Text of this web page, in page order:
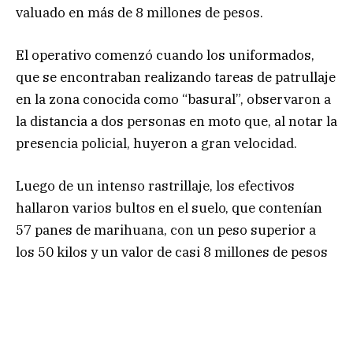
valuado en más de 8 millones de pesos.
El operativo comenzó cuando los uniformados,
que se encontraban realizando tareas de patrullaje
en la zona conocida como “basural”, observaron a
la distancia a dos personas en moto que, al notar la
presencia policial, huyeron a gran velocidad.
Luego de un intenso rastrillaje, los efectivos
hallaron varios bultos en el suelo, que contenían
57 panes de marihuana, con un peso superior a
los 50 kilos y un valor de casi 8 millones de pesos